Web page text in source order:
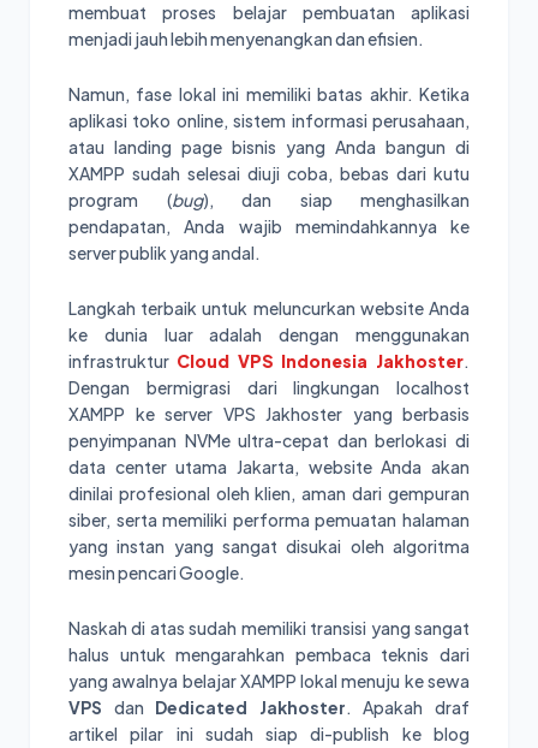
membuat proses belajar pembuatan aplikasi
menjadi jauh lebih menyenangkan dan efisien.
Namun, fase lokal ini memiliki batas akhir. Ketika
aplikasi toko online, sistem informasi perusahaan,
atau landing page bisnis yang Anda bangun di
XAMPP sudah selesai diuji coba, bebas dari kutu
program (bug), dan siap menghasilkan
pendapatan, Anda wajib memindahkannya ke
server publik yang andal.
Langkah terbaik untuk meluncurkan website Anda
ke dunia luar adalah dengan menggunakan
infrastruktur Cloud VPS Indonesia Jakhoster.
Dengan bermigrasi dari lingkungan localhost
XAMPP ke server VPS Jakhoster yang berbasis
penyimpanan NVMe ultra-cepat dan berlokasi di
data center utama Jakarta, website Anda akan
dinilai profesional oleh klien, aman dari gempuran
siber, serta memiliki performa pemuatan halaman
yang instan yang sangat disukai oleh algoritma
mesin pencari Google.
Naskah di atas sudah memiliki transisi yang sangat
halus untuk mengarahkan pembaca teknis dari
yang awalnya belajar XAMPP lokal menuju ke sewa
VPS dan Dedicated Jakhoster. Apakah draf
artikel pilar ini sudah siap di-publish ke blog